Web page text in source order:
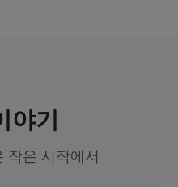
야기
작은 시작에서